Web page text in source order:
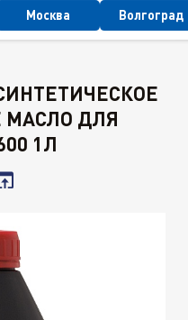
Москва Волгоград
трансмиссионное
1л
СИНТЕТИЧЕСКОЕ
МАСЛО ДЛЯ
1Л